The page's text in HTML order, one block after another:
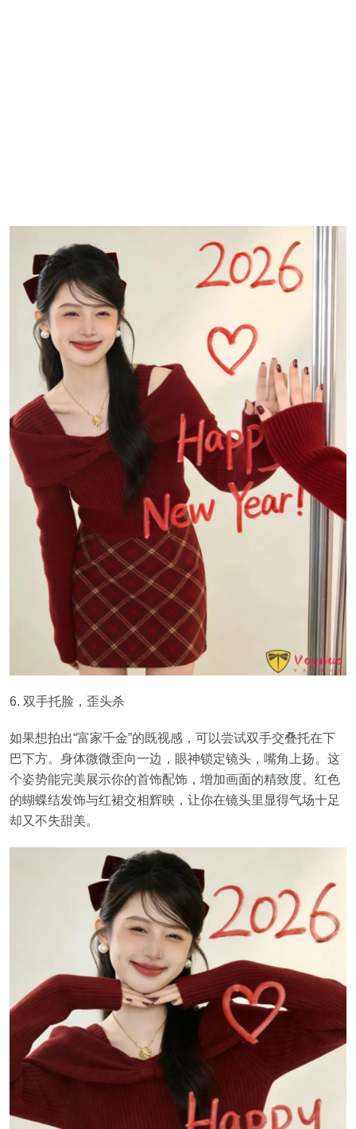
6. 双手托脸，歪头杀
如果想拍出“富家千金”的既视感，可以尝试双手交叠托在下
巴下方。身体微微歪向一边，眼神锁定镜头，嘴角上扬。这
个姿势能完美展示你的首饰配饰，增加画面的精致度。红色
的蝴蝶结发饰与红裙交相辉映，让你在镜头里显得气场十足
却又不失甜美。